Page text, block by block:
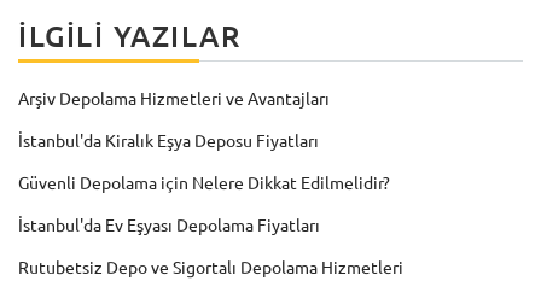
İLGILI YAZILAR
Arşiv Depolama Hizmetleri ve Avantajları
İstanbul'da Kiralık Eşya Deposu Fiyatları
Güvenli Depolama için Nelere Dikkat Edilmelidir?
İstanbul'da Ev Eşyası Depolama Fiyatları
Rutubetsiz Depo ve Sigortalı Depolama Hizmetleri